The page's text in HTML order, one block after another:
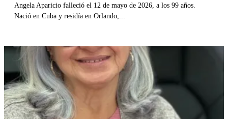
Angela Aparicio falleció el 12 de mayo de 2026, a los 99 años.
Nació en Cuba y residía en Orlando,...